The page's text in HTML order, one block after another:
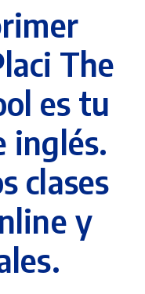
The
es tu
inglés.
clases
y